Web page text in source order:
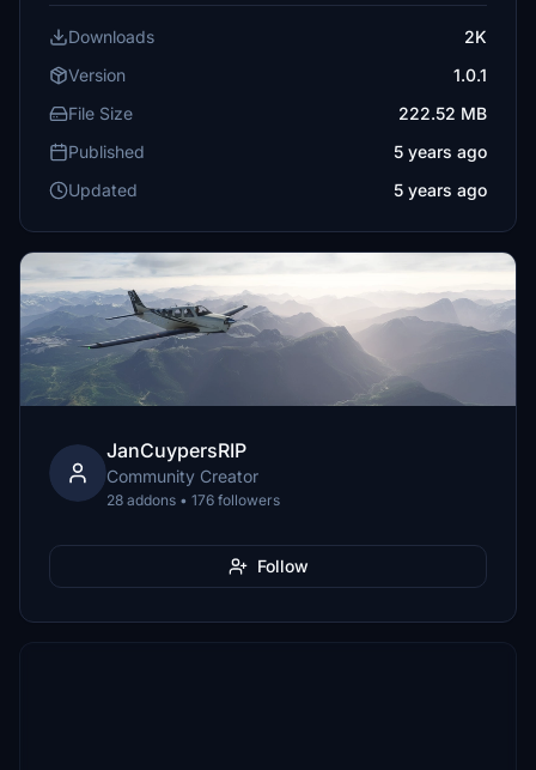
Downloads
2K
Version
1.0.1
File Size
222.52 MB
Published
5 years ago
Updated
5 years ago
JanCuypersRIP
Community Creator
28 addons • 176 followers
Follow